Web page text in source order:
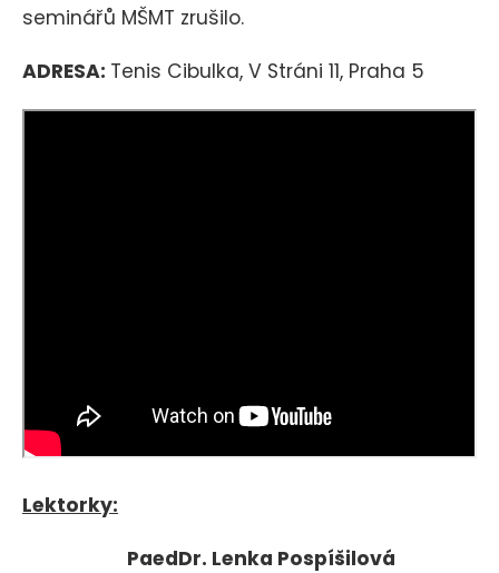
seminářů MŠMT zrušilo.
ADRESA: Tenis Cibulka, V Stráni 11, Praha 5
Lektorky:
PaedDr. Lenka Pospíšilová